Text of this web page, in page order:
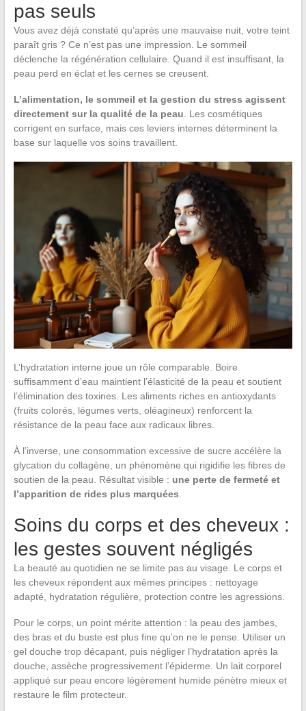
pas seuls
Vous avez déjà constaté qu’après une mauvaise nuit, votre teint
paraît gris ? Ce n’est pas une impression. Le sommeil
déclenche la régénération cellulaire. Quand il est insuffisant, la
peau perd en éclat et les cernes se creusent.
L’alimentation, le sommeil et la gestion du stress agissent
directement sur la qualité de la peau. Les cosmétiques
corrigent en surface, mais ces leviers internes déterminent la
base sur laquelle vos soins travaillent.
L’hydratation interne joue un rôle comparable. Boire
suffisamment d’eau maintient l’élasticité de la peau et soutient
l’élimination des toxines. Les aliments riches en antioxydants
(fruits colorés, légumes verts, oléagineux) renforcent la
résistance de la peau face aux radicaux libres.
À l’inverse, une consommation excessive de sucre accélère la
glycation du collagène, un phénomène qui rigidifie les fibres de
soutien de la peau. Résultat visible : une perte de fermeté et
l’apparition de rides plus marquées
Soins du corps et des cheveux :
les gestes souvent négligés
La beauté au quotidien ne se limite pas au visage. Le corps et
les cheveux répondent aux mêmes principes : nettoyage
adapté, hydratation régulière, protection contre les agressions.
Pour le corps, un point mérite attention : la peau des jambes,
des bras et du buste est plus fine qu’on ne le pense. Utiliser un
gel douche trop décapant, puis négliger l’hydratation après la
douche, assèche progressivement l’épiderme. Un lait corporel
appliqué sur peau encore légèrement humide pénètre mieux et
restaure le film protecteur.